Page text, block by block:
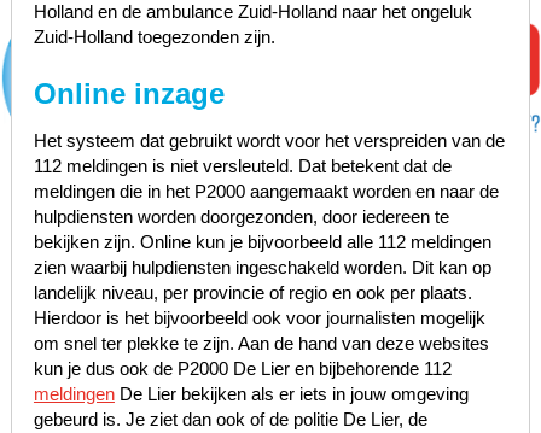
Holland en de ambulance Zuid-Holland naar het ongeluk
Zuid-Holland toegezonden zijn.
Online inzage
Het systeem dat gebruikt wordt voor het verspreiden van de
112 meldingen is niet versleuteld. Dat betekent dat de
meldingen die in het P2000 aangemaakt worden en naar de
hulpdiensten worden doorgezonden, door iedereen te
bekijken zijn. Online kun je bijvoorbeeld alle 112 meldingen
zien waarbij hulpdiensten ingeschakeld worden. Dit kan op
landelijk niveau, per provincie of regio en ook per plaats.
Hierdoor is het bijvoorbeeld ook voor journalisten mogelijk
om snel ter plekke te zijn. Aan de hand van deze websites
kun je dus ook de P2000 De Lier en bijbehorende 112
meldingenDe Lier bekijken als er iets in jouw omgeving
gebeurd is. Je ziet dan ook of de politie De Lier, de